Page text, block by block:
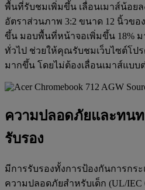
พื้นที่รับชมเพิ่มขึ้น เลื่อนเมาส์น้อยล
อัตราส่วนภาพ 3:2 ขนาด 12 นิ้วข
ขึ้น มอบพื้นที่หน้าจอเพิ่มขึ้น 18% ม
ทั่วไป ช่วยให้คุณรับชมเว็บไซต์โป
มากขึ้น โดยไม่ต้องเลื่อนเมาส์แบบ
ความปลอดภัยและทน
รับรอง
มีการรับรองทั้งการป้องกันการกระ
ความปลอดภัยสำหรับเด็ก (UL/IEC